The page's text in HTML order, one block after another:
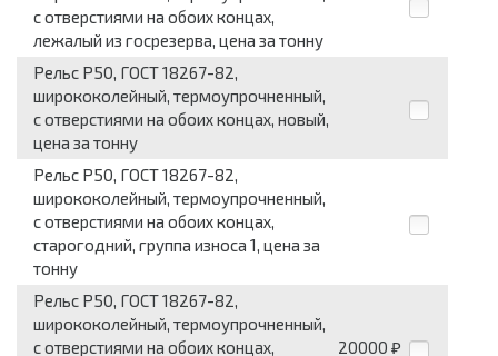
с отверстиями на обоих концах,
лежалый из госрезерва, цена за тонну
Рельс Р50, ГОСТ 18267-82,
ширококолейный, термоупрочненный,
с отверстиями на обоих концах, новый,
цена за тонну
Рельс Р50, ГОСТ 18267-82,
ширококолейный, термоупрочненный,
с отверстиями на обоих концах,
старогодний, группа износа 1, цена за
тонну
Рельс Р50, ГОСТ 18267-82,
ширококолейный, термоупрочненный,
с отверстиями на обоих концах,
20000 ₽